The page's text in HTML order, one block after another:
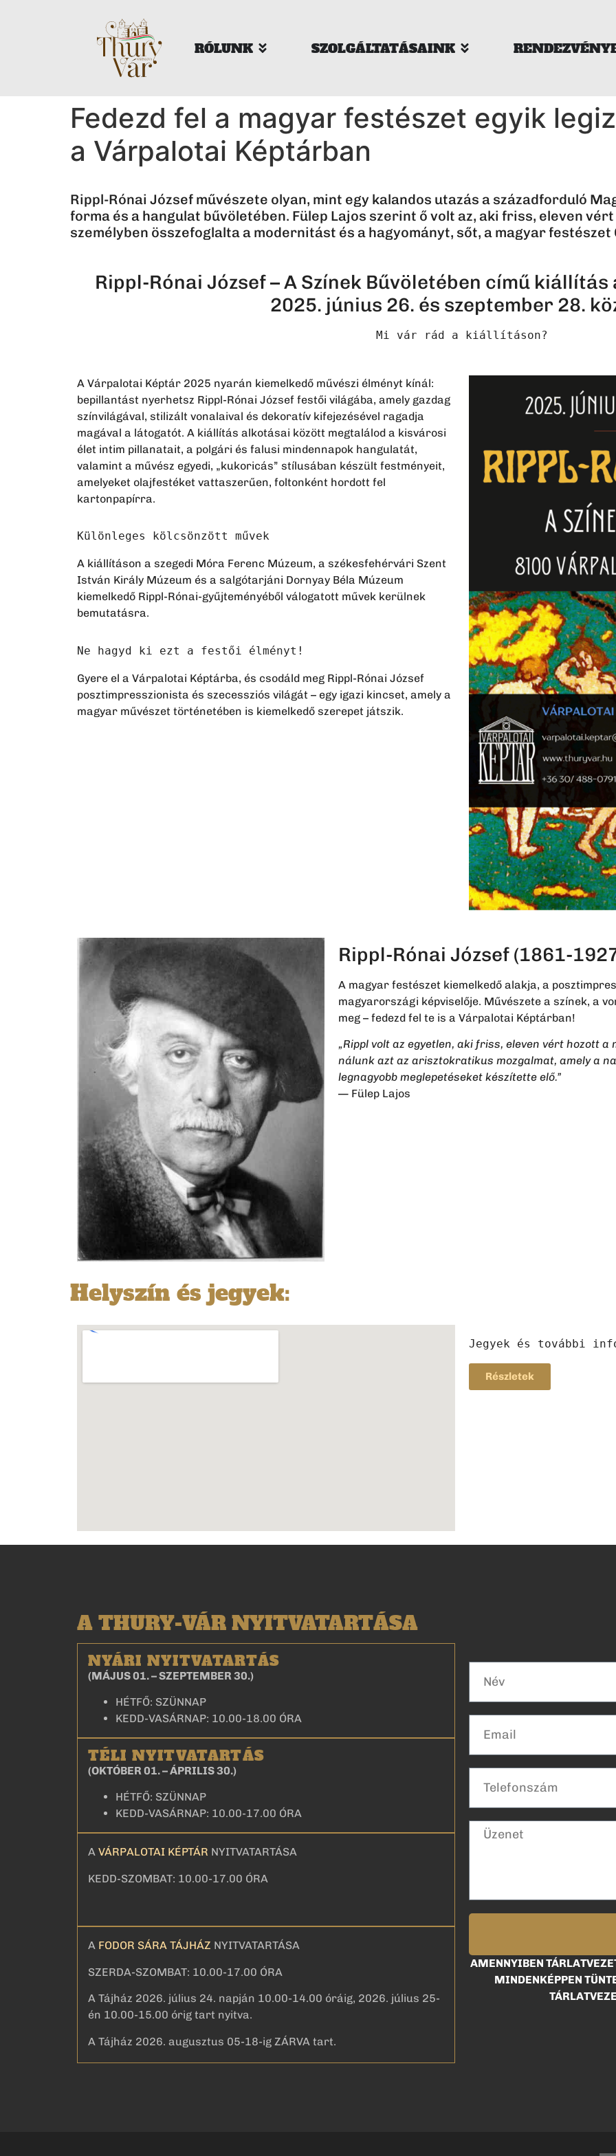
RÓLUNK SZOLGÁLTATÁSAINK
Fedezd fel a magyar festészet egyik
a Várpalotai Képtárban
Rippl-Rónai József művészete olyan, mint egy kalandos utazás a századforduló
forma és a hangulat bűvöletében. Fülep Lajos szerint ő volt az, aki friss, eleven
személyben összefoglalta a modernitást és a hagyományt, sőt, a magyar
Rippl-Rónai József – A Színek Bűvöletében című
2025. június 26. és szeptember 28.
Mi vár rád a kiállításon?
A Várpalotai Képtár 2025 nyarán kiemelkedő művészi élményt kínál:
bepillantást nyerhetsz Rippl-Rónai József festői világába, amely gazdag
színvilágával, stilizált vonalaival és dekoratív kifejezésével ragadja
magával a látogatót. A kiállítás alkotásai között megtalálod a kisvárosi
élet intim pillanatait, a polgári és falusi mindennapok hangulatát,
valamint a művész egyedi, „kukoricás” stílusában készült festményeit,
amelyeket olajfestéket vattaszerűen, foltonként hordott fel
kartonpapírra.
Különleges kölcsönzött művek
A kiállításon a szegedi Móra Ferenc Múzeum, a székesfehérvári Szent
István Király Múzeum és a salgótarjáni Dornyay Béla Múzeum
kiemelkedő Rippl-Rónai-gyűjteményéből válogatott művek kerülnek
bemutatásra.
Ne hagyd ki ezt a festői élményt!
Gyere el a Várpalotai Képtárba, és csodáld meg Rippl-Rónai József
posztimpresszionista és szecessziós világát – egy igazi kincset, amely a
magyar művészet történetében is kiemelkedő szerepet játszik.
Rippl-Rónai József (1861-
A magyar festészet kiemelkedő alakja, a
magyarországi képviselője. Művészete a színek, a
meg – fedezd fel te is a Várpalotai Képtárban!
„Rippl volt az egyetlen, aki friss, eleven vért hozott
nálunk azt az arisztokratikus mozgalmat, amely a
legnagyobb meglepetéseket készítette elő.”
— Fülep Lajos
Helyszín és jegyek:
Jegyek és további
Részletek
A THURY-VÁR NYITVATARTÁSA
NYÁRI NYITVATARTÁS
(MÁJUS 01. – SZEPTEMBER 30.)
HÉTFŐ: SZÜNNAP
KEDD-VASÁRNAP: 10.00-18.00 ÓRA
TÉLI NYITVATARTÁS
(OKTÓBER 01. – ÁPRILIS 30.)
HÉTFŐ: SZÜNNAP
KEDD-VASÁRNAP: 10.00-17.00 ÓRA
A VÁRPALOTAI KÉPTÁR NYITVATARTÁSA
KEDD-SZOMBAT: 10.00-17.00 ÓRA
A FODOR SÁRA TÁJHÁZ NYITVATARTÁSA
SZERDA-SZOMBAT: 10.00-17.00 ÓRA
A Tájház 2026. július 24. napján 10.00-14.00 óráig, 2026. július 25-
én 10.00-15.00 órig tart nyitva.
A Tájház 2026. augusztus 05-18-ig ZÁRVA tart.
AMENNYIBEN
MINDENKÉPPEN